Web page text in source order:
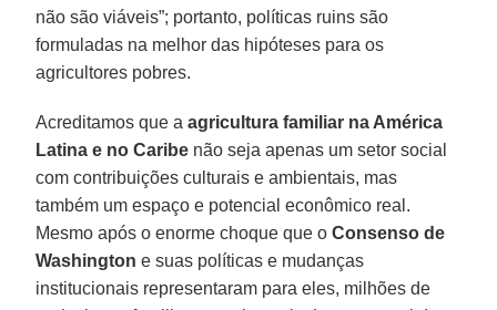
não são viáveis”; portanto, políticas ruins são
formuladas na melhor das hipóteses para os
agricultores pobres.
Acreditamos que aagricultura familiar na América
Latina e no Caribe não seja apenas um setor social
com contribuições culturais e ambientais, mas
também um espaço e potencial econômico real.
Mesmo após o enorme choque que oConsenso de
Washington e suas políticas e mudanças
institucionais representaram para eles, milhões de